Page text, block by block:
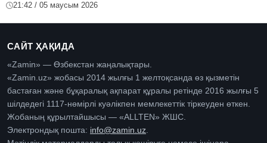
21:42 / 05 маусым 2026
САЙТ ҲАҚИДА
«Zamin» — Өзбекстан жаңалықтары.
«Zamin.uz» жобасы 2014 жылғы 1 желтоқсанда өз қызметін
бастаған және бұқаралық ақпарат құралы ретінде 2016 жылғы 5
шілдедегі 1117-нөмірлі куәлікпен мемлекеттік тіркеуден өткен.
Жобаның құрылтайшысы — «ALLTEN» ЖШС.
Электрондық пошта: info@zamin.uz.